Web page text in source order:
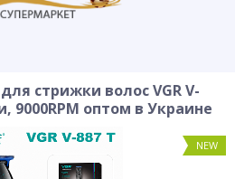
стрижки волос VGR V-
9000RPM оптом в Украине
NEW